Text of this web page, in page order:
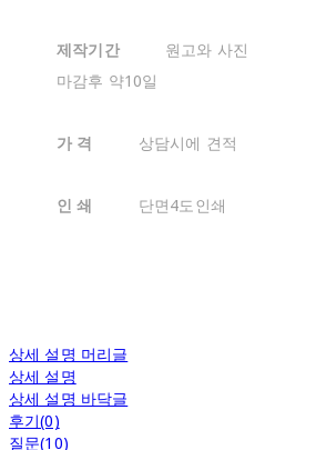
제작기간
원고와 사진
마감후 약10일
가 격 상담시에 견적
인 쇄 단면4도인쇄
상세 설명 머리글
상세 설명
상세 설명 바닥글
후기(0)
질문(10)